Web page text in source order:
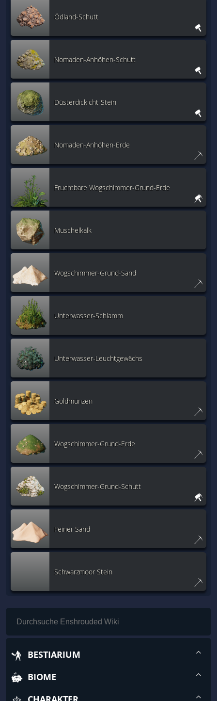
Ödland-Schutt
Nomaden-Anhöhen-Schutt
Düsterdickicht-Stein
Nomaden-Anhöhen-Erde
Fruchtbare Wogschimmer-Grund-Erde
Muschelkalk
Wogschimmer-Grund-Sand
Unterwasser-Schlamm
Unterwasser-Leuchtgewächs
Goldmünzen
Wogschimmer-Grund-Erde
Wogschimmer-Grund-Schutt
Feiner Sand
Schwarzmoor Stein
BESTIARIUM
BIOME